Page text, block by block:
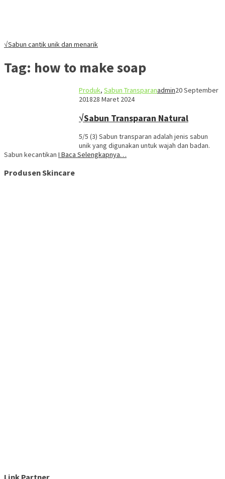
√Sabun cantik unik dan menarik
Tag: how to make soap
Produk, Sabun Transparanadmin20 September
201828 Maret 2024
√Sabun Transparan Natural
5/5 (3) Sabun transparan adalah jenis sabun
unik yang digunakan untuk wajah dan badan.
Sabun kecantikan I Baca Selengkapnya…
Produsen Skincare